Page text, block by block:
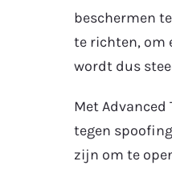
beschermen
te richten, om
wordt dus
Met Advanced
tegen
zijn om te